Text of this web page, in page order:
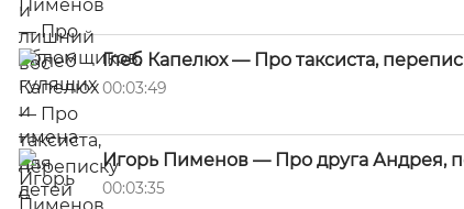
Глеб Капелюх — Про таксиста,
00:03:49
Игорь Пименов — Про друга Андрея,
00:03:35